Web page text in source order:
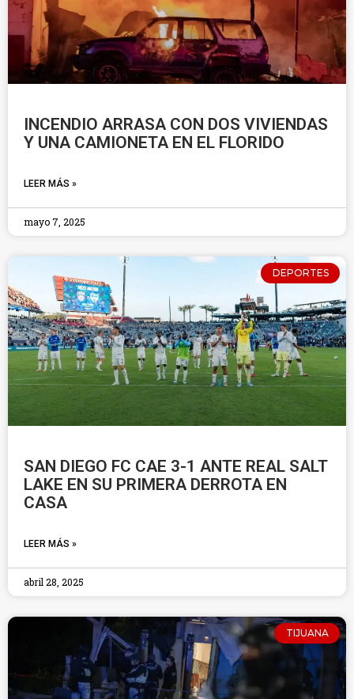
INCENDIO ARRASA CON DOS VIVIENDAS
Y UNA CAMIONETA EN EL FLORIDO
LEER MÁS »
mayo 7, 2025
DEPORTES
SAN DIEGO FC CAE 3-1 ANTE REAL SALT
LAKE EN SU PRIMERA DERROTA EN
CASA
LEER MÁS »
abril 28, 2025
TIJUANA